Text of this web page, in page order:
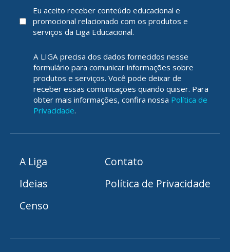
Eu aceito receber conteúdo educacional e
promocional relacionado com os produtos e
serviços da Liga Educacional.
A LIGA precisa dos dados fornecidos nesse
formulário para comunicar informações sobre
produtos e serviços. Você pode deixar de
receber essas comunicações quando quiser. Para
obter mais informações, confira nossa Política de
Privacidade.
A Liga
Ideias
Censo
Contato
Política de Privacidade